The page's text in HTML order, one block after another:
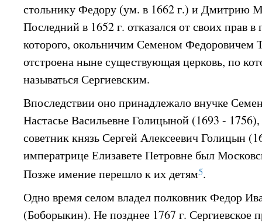
стольнику Федору (ум. в 1662 г.) и Дмитрию
Последний в 1652 г. отказался от своих прав
которого, окольничим Семеном Федоровичем
отстроена ныне существующая церковь, по
называться Сергиевским.
Впоследствии оно принадлежало внучке
Настасье Васильевне Голицыной (1693 -
советник князь Сергей Алексеевич Голицын
императрице Елизавете Петровне был
Позже имение перешло к их детям5.
Одно время селом владел полковник Федор
(Боборыкин). Не позднее 1767 г. Сергиевское